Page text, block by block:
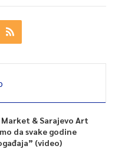
Market & Sarajevo Art
da svake godine
(video)